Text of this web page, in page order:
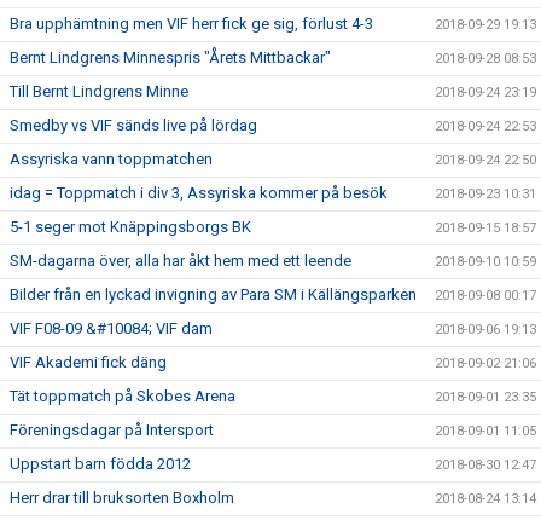
Bra upphämtning men VIF herr fick ge sig, förlust 4-3 2018-09-29 19:13
Bernt Lindgrens Minnespris "Årets Mittbackar" 2018-09-28 08:53
Till Bernt Lindgrens Minne 2018-09-24 23:19
Smedby vs VIF sänds live på lördag 2018-09-24 22:53
Assyriska vann toppmatchen 2018-09-24 22:50
idag = Toppmatch i div 3, Assyriska kommer på besök 2018-09-23 10:31
5-1 seger mot Knäppingsborgs BK 2018-09-15 18:57
SM-dagarna över, alla har åkt hem med ett leende 2018-09-10 10:59
Bilder från en lyckad invigning av Para SM i Källängsparken 2018-09-08 00:17
VIF F08-09 &#10084; VIF dam 2018-09-06 19:13
VIF Akademi fick däng 2018-09-02 21:06
Tät toppmatch på Skobes Arena 2018-09-01 23:35
Föreningsdagar på Intersport 2018-09-01 11:05
Uppstart barn födda 2012 2018-08-30 12:47
Herr drar till bruksorten Boxholm 2018-08-24 13:14